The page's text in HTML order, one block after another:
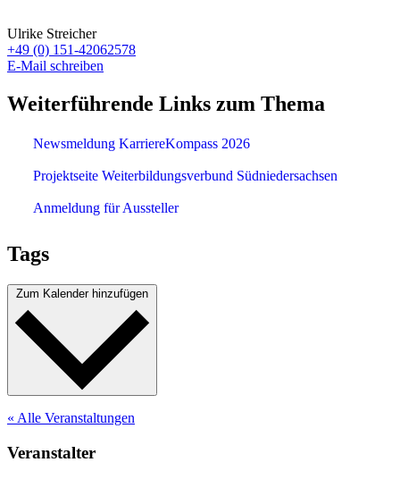
Ulrike Streicher
+49 (0) 151-42062578
E-Mail schreiben
Weiterführende Links zum Thema
Newsmeldung KarriereKompass 2026
Projektseite Weiterbildungsverbund Südniedersachsen
Anmeldung für Aussteller
Tags
« Alle Veranstaltungen
Veranstalter